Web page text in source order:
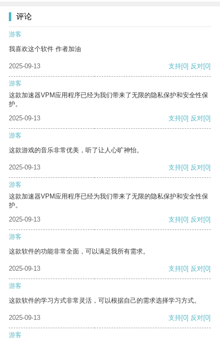
评论
游客
我喜欢这个软件 作者加油
2025-09-13 支持[0] 反对[0]
游客
这款加速器VPM应用程序已经为我们带来了无限的隐私保护和安全性保
护。
2025-09-13
支持[0] 反对[0]
游客
这款游戏的音乐非常优美，听了让人心旷神怡。
2025-09-13 支持[0] 反对[0]
游客
这款加速器VPM应用程序已经为我们带来了无限的隐私保护和安全性保
护。
2025-09-13
支持[0] 反对[0]
游客
这款软件的功能非常全面，可以满足我所有需求。
2025-09-13 支持[0] 反对[0]
游客
这款软件的学习方式非常灵活，可以根据自己的需求选择学习方式。
2025-09-13 支持[0] 反对[0]
游客